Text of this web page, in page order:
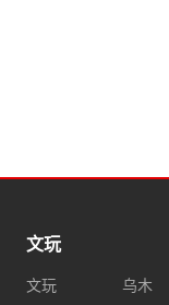
文玩
文玩 乌木